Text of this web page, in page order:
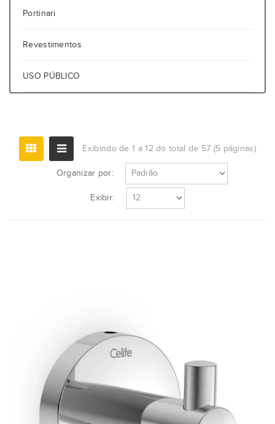
Portinari
Revestimentos
USO PÚBLICO
Exibindo de 1 a 12 do total de 57 (5 páginas)
Organizar por:
Exibir: